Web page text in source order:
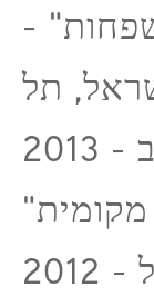
-
ישראל, תל